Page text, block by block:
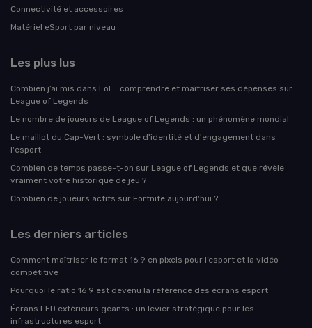
Connectivité et accessoires
Matériel eSport par niveau
Les plus lus
Combien j’ai mis dans LoL : comprendre et maîtriser ses dépenses sur
League of Legends
Le nombre de joueurs de League of Legends : un phénomène mondial
Le maillot du Cap-Vert : symbole d'identité et d'engagement dans
l'esport
Combien de temps passe-t-on sur League of Legends et que révèle
vraiment votre historique de jeu ?
Combien de joueurs actifs sur Fortnite aujourd'hui ?
Les derniers articles
Comment maîtriser le format 16:9 en pixels pour l’esport et la vidéo
compétitive
Pourquoi le ratio 16 9 est devenu la référence des écrans esport
Écrans LED extérieurs géants : un levier stratégique pour les
infrastructures esport